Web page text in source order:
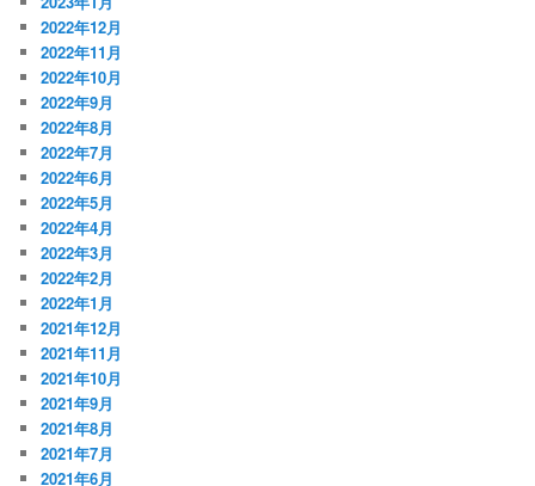
2022年12月
2022年11月
2022年10月
2022年9月
2022年8月
2022年7月
2022年6月
2022年5月
2022年4月
2022年3月
2022年2月
2022年1月
2021年12月
2021年11月
2021年10月
2021年9月
2021年8月
2021年7月
2021年6月